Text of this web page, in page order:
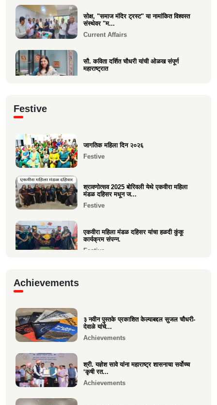
सोक्ष, "समाज मंदिर ट्रस्ट" या नामांकित विश्वस्त
संस्थेवर "म...
Current Affairs
सौ. कविता दर्शित चौधरी यांची ओळख संपूर्ण
महाराष्ट्रात
चे प्रकाशन
Festive
जागतिक महिला दिन २०२६
Festive
श्रावणोत्सव 2025 बोरिवली येथे एकवीरा महिला
मंडळ दहिसर मधून ज...
Festive
एकवीरा महिला मंडळ दहिसर यांचा हळदी कुंकू
कार्यक्रम संपन्न.
Festive
श्री. श्रीहास चुरी यांच्या आयईसीए फाउंडेशनच्या
पुरुष वृद्धाश...
Festive
Achievements
३ नवीन पुस्तके प्रकाशित केल्याबद्दल सुजल चौधरी-
देवाळे यांचे...
Achievements
श्री. यज्ञेश सावे यांना महाराष्ट्र शासनाचा सर्वोच्च
‘कृषी रत...
Achievements